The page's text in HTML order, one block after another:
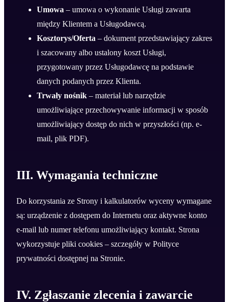
Umowa – umowa o wykonanie Usługi zawarta
między Klientem a Usługodawcą.
Kosztorys/Oferta – dokument przedstawiający zakres
i szacowany albo ustalony koszt Usługi,
przygotowany przez Usługodawcę na podstawie
danych podanych przez Klienta.
Trwały nośnik – materiał lub narzędzie
umożliwiające przechowywanie informacji w sposób
umożliwiający dostęp do nich w przyszłości (np. e-
mail, plik PDF).
III. Wymagania techniczne
Do korzystania ze Strony i kalkulatorów wyceny wymagane
są: urządzenie z dostępem do Internetu oraz aktywne konto
e-mail lub numer telefonu umożliwiający kontakt. Strona
wykorzystuje pliki cookies – szczegóły w Polityce
prywatności dostępnej na Stronie.
IV. Zgłaszanie zlecenia i zawarcie